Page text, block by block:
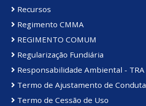
Recursos
Regimento CMMA
REGIMENTO COMUM
Regularização Fundiária
Responsabilidade Ambiental - TRA
Termo de Ajustamento de Conduta
Termo de Cessão de Uso